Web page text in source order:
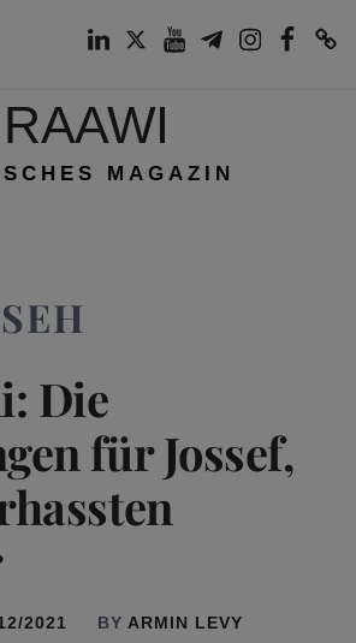
RAAWI
MAGAZIN
Die
für Jossef,
2021 BY ARMIN LEVY